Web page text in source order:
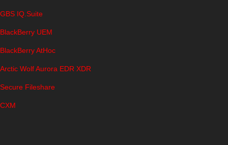
GBS IQ.Suite
BlackBerry UEM
BlackBerry AtHoc
Arctic Wolf Aurora EDR XDR
Secure Fileshare
CXM